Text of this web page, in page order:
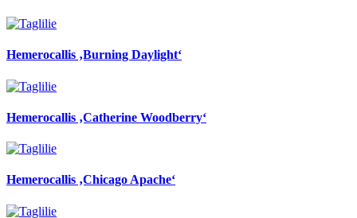
Hemerocallis ‚Burning Daylight‘
Hemerocallis ‚Catherine Woodberry‘
Hemerocallis ‚Chicago Apache‘